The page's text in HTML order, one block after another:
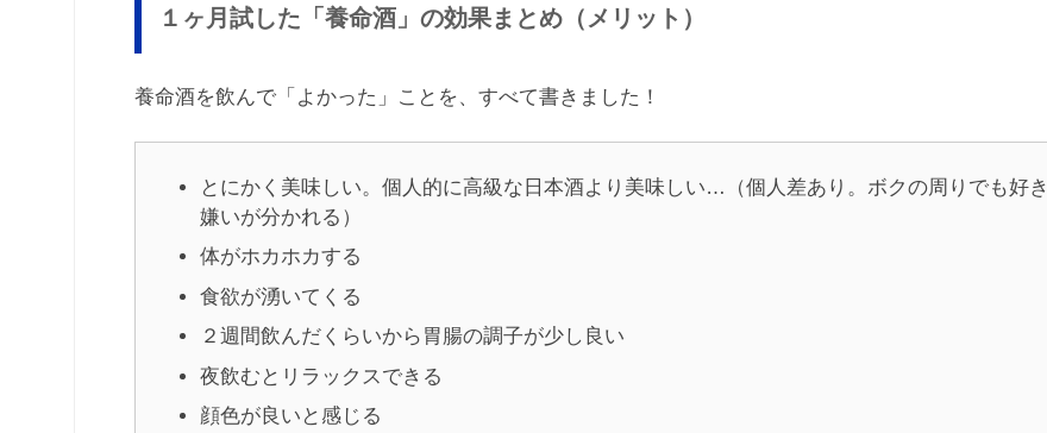
１ヶ月試した「養命酒」の効果まとめ（メリット）
養命酒を飲んで「よかった」ことを、すべて書きました！
とにかく美味しい。個人的に高級な日本酒より美味しい…（個人差あり。ボクの周りでも好き
嫌いが分かれる）
体がホカホカする
食欲が湧いてくる
２週間飲んだくらいから胃腸の調子が少し良い
夜飲むとリラックスできる
顔色が良いと感じる